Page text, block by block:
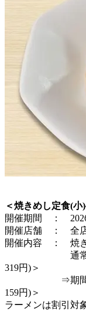
＜焼きめし定食(小
開催期間 ： 2026
開催店舗 ： 全
開催内容 ： 焼き
通常価格＜
319円)＞
⇒期間中価格
159円)＞
ラーメンは割引対